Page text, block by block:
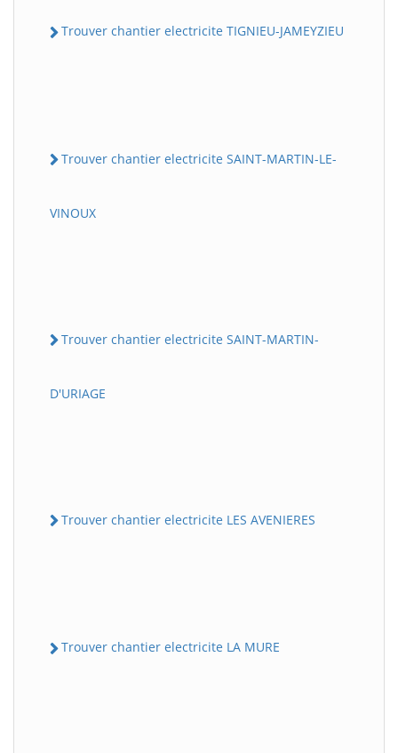
Trouver chantier electricite TIGNIEU-JAMEYZIEU
Trouver chantier electricite SAINT-MARTIN-LE-
VINOUX
Trouver chantier electricite SAINT-MARTIN-
D'URIAGE
Trouver chantier electricite LES AVENIERES
Trouver chantier electricite LA MURE